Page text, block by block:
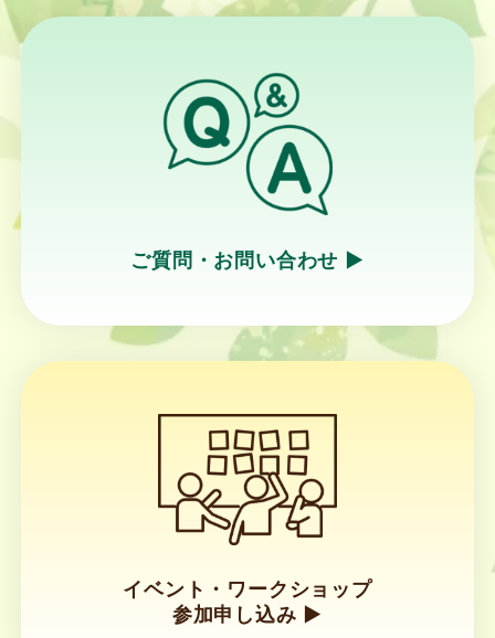
ご質問・お問い合わせ ▶︎
ン
ク
イベント・ワークショップ
参加申し込み ▶︎